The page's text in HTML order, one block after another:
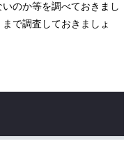
のか等を調べておきまし
で調査しておきましょ